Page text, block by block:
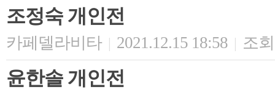
조정숙 개인전
카페델라비타 | 2021.12.15 18:58 | 조
윤한솔 개인전